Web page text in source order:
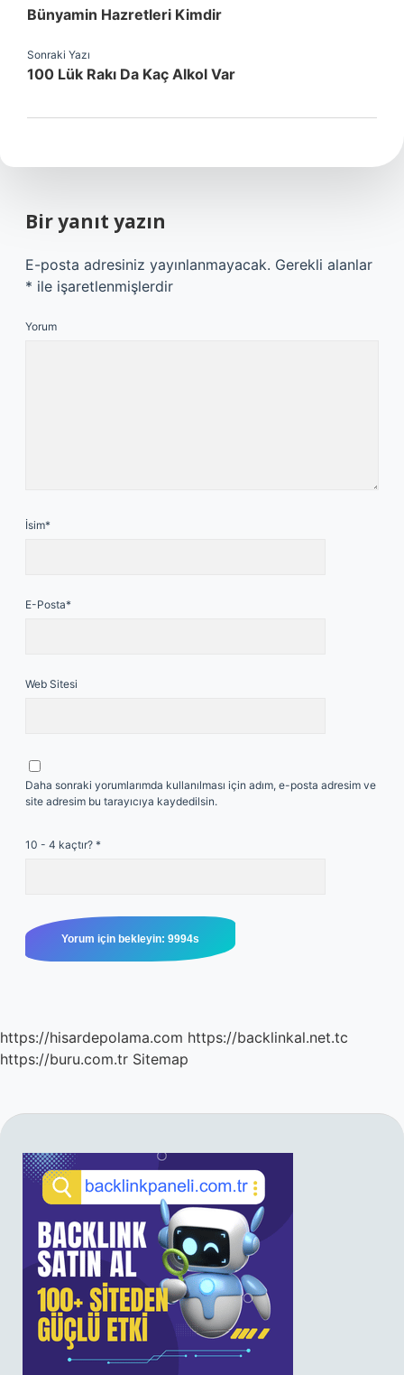
Bünyamin Hazretleri Kimdir
Sonraki Yazı
100 Lük Rakı Da Kaç Alkol Var
Bir yanıt yazın
E-posta adresiniz yayınlanmayacak. Gerekli alanlar
* ile işaretlenmişlerdir
Yorum
İsim*
E-Posta*
Web Sitesi
Daha sonraki yorumlarımda kullanılması için adım, e-posta adresim ve
site adresim bu tarayıcıya kaydedilsin.
10 - 4 kaçtır? *
https://hisardepolama.com https://backlinkal.net.tc
https://buru.com.tr Sitemap
SIDEBAR